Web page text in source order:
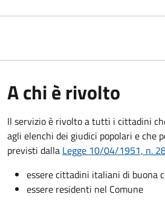
A chi è rivolto
Il servizio è rivolto a tutti i cittadini
agli elenchi dei giudici popolari e che
previsti dalla Legge 10/04/1951, n.
essere cittadini italiani di buona
essere residenti nel Comune